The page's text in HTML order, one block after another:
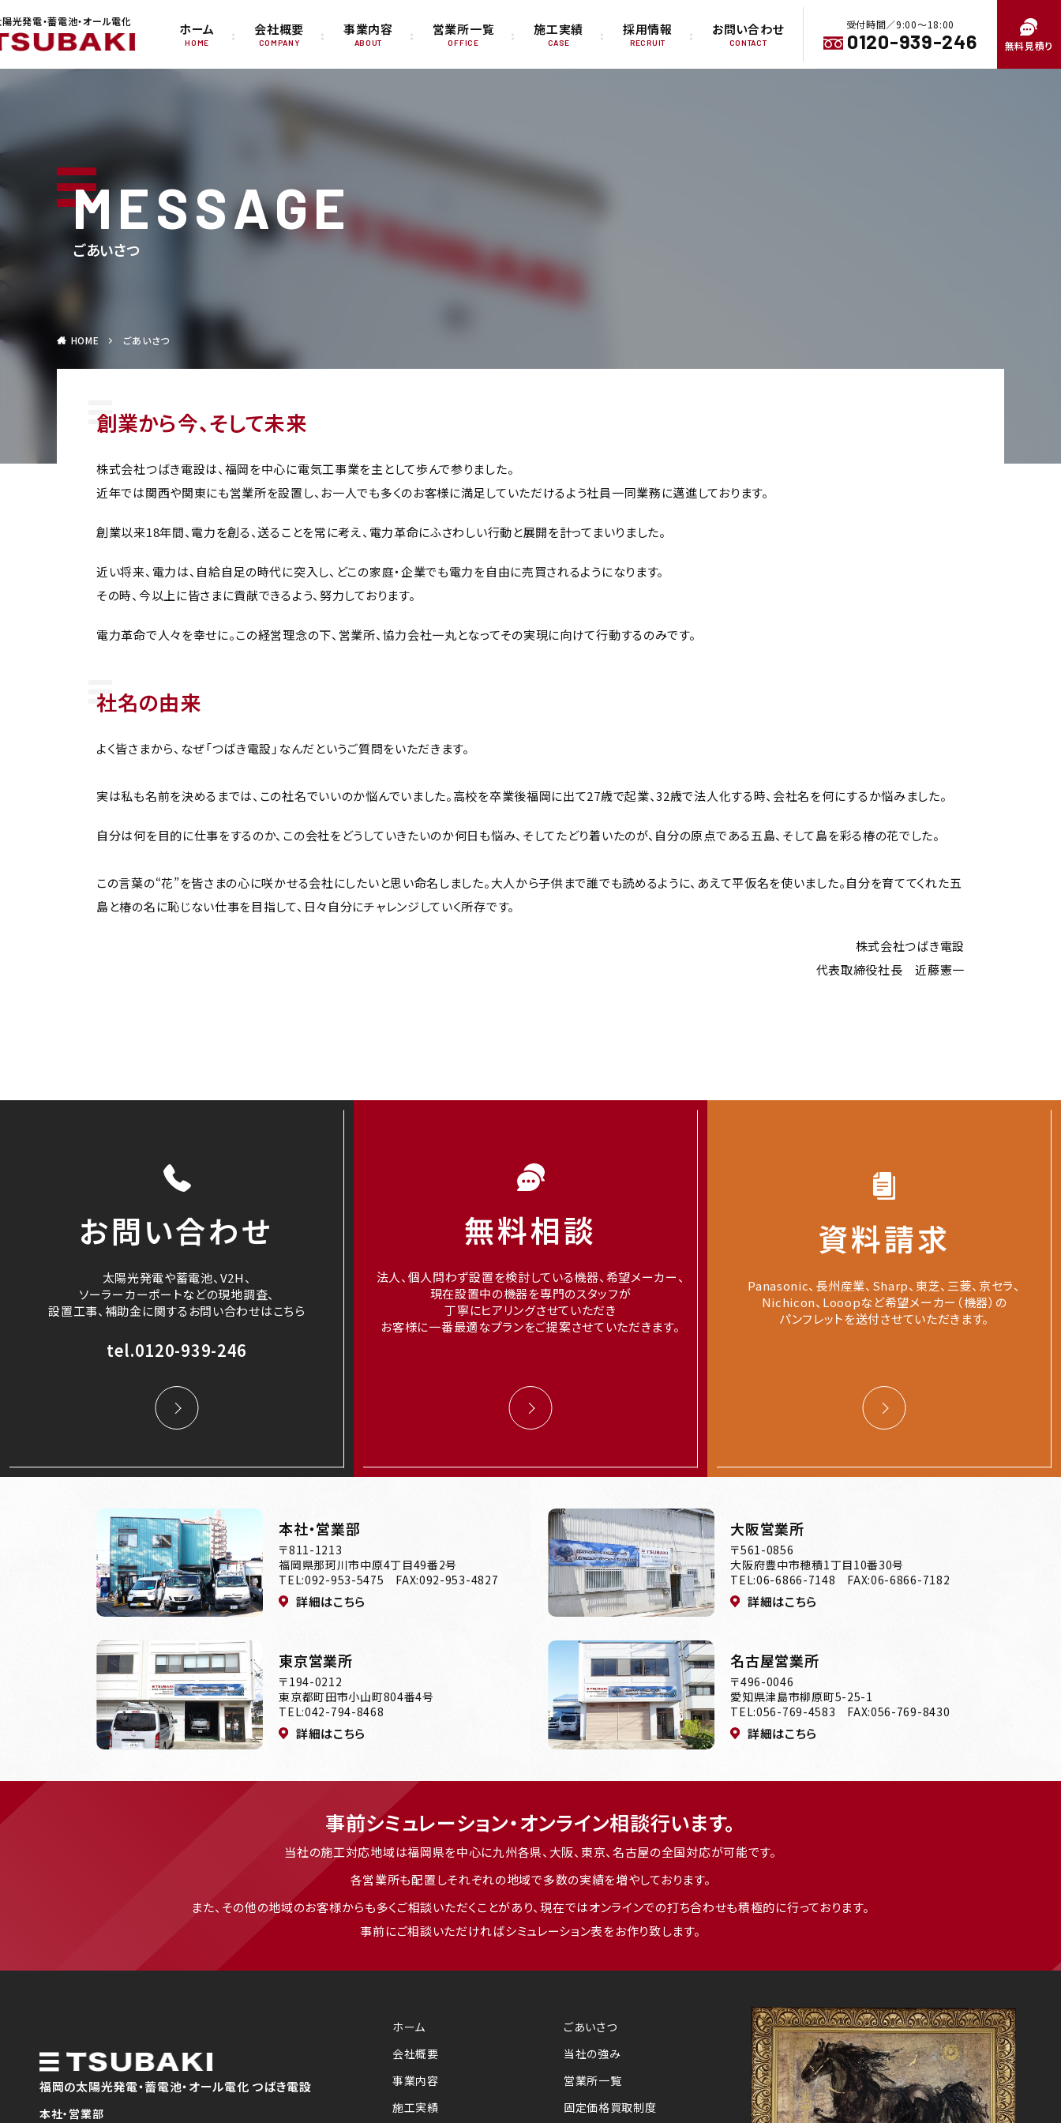
光発電・蓄電池・オール電化 ホーム
HOME
会社概要
COMPANY
事業内容
ABOUT
営業所一覧
OFFICE
施工実績
CASE
採用情報
RECRUIT
お問い合わせ
CONTACT
受付時間／9:00〜18:00
0120-939-246 無料見積り
MESSAGE
ごあいさつ
HOME ごあいさつ
創業から今、そして未来
株式会社つばき電設は、福岡を中心に電気工事業を主として歩んで参りました。
近年では関西や関東にも営業所を設置し、お一人でも多くのお客様に満足していただけるよう社員一同業務に邁進しております。
創業以来18年間、電力を創る、送ることを常に考え、電力革命にふさわしい行動と展開を計ってまいりました。
近い将来、電力は、自給自足の時代に突入し、どこの家庭・企業でも電力を自由に売買されるようになります。
その時、今以上に皆さまに貢献できるよう、努力しております。
電力革命で人々を幸せに。この経営理念の下、営業所、協力会社一丸となってその実現に向けて行動するのみです。
社名の由来
よく皆さまから、なぜ「つばき電設」なんだというご質問をいただきます。
実は私も名前を決めるまでは、この社名でいいのか悩んでいました。高校を卒業後福岡に出て27歳で起業、32歳で法人化する時、会社名を何にするか悩みました。
自分は何を目的に仕事をするのか、この会社をどうしていきたいのか何日も悩み、そしてたどり着いたのが、自分の原点である五島、そして島を彩る椿の花でした。
この言葉の“花”を皆さまの心に咲かせる会社にしたいと思い命名しました。大人から子供まで誰でも読めるように、あえて平仮名を使いました。自分を育ててくれた五
島と椿の名に恥じない仕事を目指して、日々自分にチャレンジしていく所存です。
株式会社つばき電設
代表取締役社長 近藤憲一
お問い合わせ
太陽光発電や蓄電池、V2H、
ソーラーカーポートなどの現地調査、
設置工事、補助金に関するお問い合わせはこちら
tel.0120-939-246
無料相談
法人、個人問わず設置を検討している機器、希望メーカー、
現在設置中の機器を専門のスタッフが
丁寧にヒアリングさせていただき
お客様に一番最適なプランをご提案させていただきます。
資料請求
Panasonic、長州産業、Sharp、東芝、三菱、京セラ、
Nichicon、Looopなど希望メーカー（機器）の
パンフレットを送付させていただきます。
本社・営業部
〒811-1213
福岡県那珂川市中原4丁目49番2号
TEL:092-953-5475 FAX:092-953-4827
詳細はこちら
大阪営業所
〒561-0856
大阪府豊中市穂積1丁目10番30号
TEL:06-6866-7148 FAX:06-6866-7182
詳細はこちら
東京営業所
〒194-0212
東京都町田市小山町804番4号
TEL:042-794-8468
詳細はこちら
名古屋営業所
〒496-0046
愛知県津島市柳原町5-25-1
TEL:056-769-4583 FAX:056-769-8430
詳細はこちら
事前シミュレーション・オンライン相談行います。
当社の施工対応地域は福岡県を中心に九州各県、 大阪、東京、名古屋の全国対応が可能です。
各営業所も配置しそれぞれの地域で多数の実績を増やしております。
また、その他の地域のお客様からも多くご相談いただくことがあり、現在ではオンラインでの打ち合わせも積極的に行っております。
事前にご相談いただければシミュレーション表をお作り致します。
福岡の太陽光発電・蓄電池・オール電化 つばき電設
本社・営業部
ホーム
ごあいさつ
会社概要
当社の強み
事業内容
営業所一覧
施工実績
固定価格買取制度